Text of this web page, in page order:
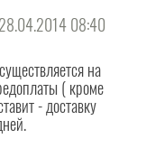
28.04.2014 08:40
на
( кроме
- доставку